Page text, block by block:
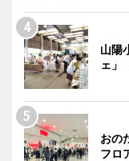
山陽
ェ」
おの
フロ